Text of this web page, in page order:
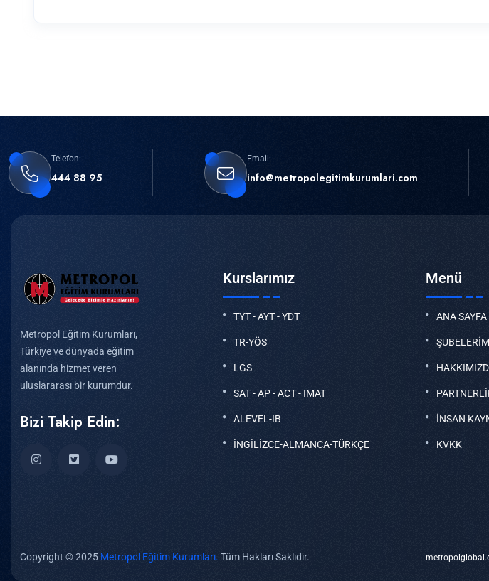
Telefon:
444 88 95
Email:
info@metropolegitimkurumlari.com
Metropol Eğitim Kurumları,
Türkiye ve dünyada eğitim
alanında hizmet veren
uluslararası bir kurumdur.
Bizi Takip Edin:
Kurslarımız
TYT - AYT - YDT
TR-YÖS
LGS
SAT - AP - ACT - IMAT
ALEVEL-IB
İNGİLİZCE-ALMANCA-TÜRKÇE
Menü
ANA SAYFA
İNSAN
KVKK
Copyright © 2025 Metropol Eğitim Kurumları. Tüm Hakları Saklıdır.